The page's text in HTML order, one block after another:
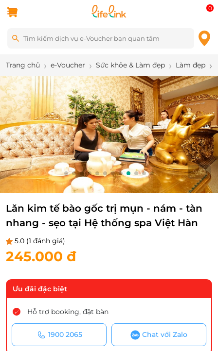
0
Trang chủ e-Voucher Sức khỏe & Làm đẹp Làm đẹp
9/12
Lăn kim tế bào gốc trị mụn - nám - tàn
nhang - sẹo tại Hệ thống spa Việt Hàn
5.0 (1 đánh giá)
245.000 đ
Ưu đãi đặc biệt
Hỗ trợ booking, đặt bàn
1900 2065 Chat với Zalo